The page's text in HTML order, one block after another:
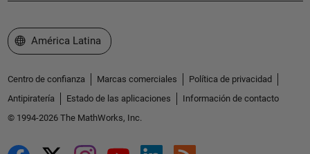
Seleccione un país/idioma
América Latina
Centro de confianza Marcas comerciales
Política de privacidad
Antipiratería
Estado de las aplicaciones
Información de contacto
© 1994-2026 The MathWorks, Inc.